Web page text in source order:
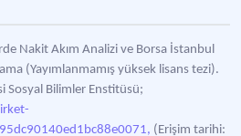
Nakit Akım Analizi ve Borsa İstanbul
(Yayımlanmamış yüksek lisans tezi).
Sosyal Bilimler Enstitüsü;
(Erişim tarihi: